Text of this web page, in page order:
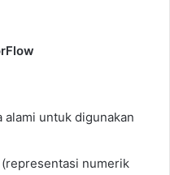
alami untuk digunakan
numerik